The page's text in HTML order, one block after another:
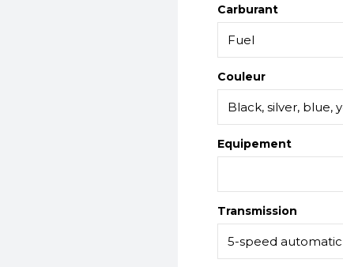
Carburant
Couleur
Equipement
Transmission